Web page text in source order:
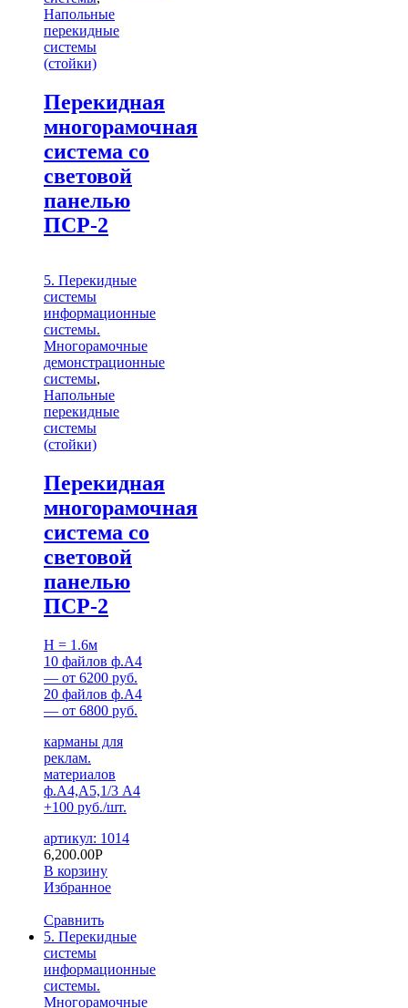
Напольные
перекидные
системы
(стойки)
Перекидная
многорамочная
система со
световой
панелью
ПСР-2
5. Перекидные
системы
информационные
системы.
Многорамочные
демонстрационные
системы,
Напольные
перекидные
системы
(стойки)
Перекидная
многорамочная
система со
световой
панелью
ПСР-2
H = 1.6м
10 файлов ф.А4
— от 6200 руб.
20 файлов ф.А4
— от 6800 руб.
карманы для
реклам.
материалов
ф.А4,А5,1/3 А4
+100 руб./шт.
артикул: 1014
6,200.00Р
В корзину
Избранное
Сравнить
5. Перекидные
системы
информационные
системы.
Многорамочные